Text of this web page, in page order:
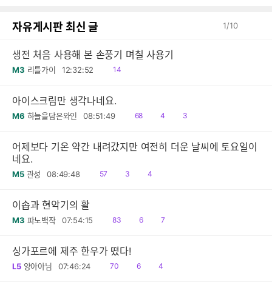
자유게시판 최신 글 1/10
생전 처음 사용해 본 손풍기 며칠 사용기
M3 리틀가이 12:32:52
읽
14
아이스크림만 생각나네요.
M6 하늘을담은와인 08:51:49
읽
68
공
4
댓
3
어제보다 기온 약간 내려갔지만 여전히 더운 날씨에 토요일이
네요.
M5 관성 08:49:48
읽
57
공
3
댓
4
이솝과 현악기의 활
M3 파노백작 07:54:15
읽
83
공
6
댓
7
싱가포르에 제주 한우가 떴다!
L5 양아아님 07:46:24
읽
70
공
6
댓
4